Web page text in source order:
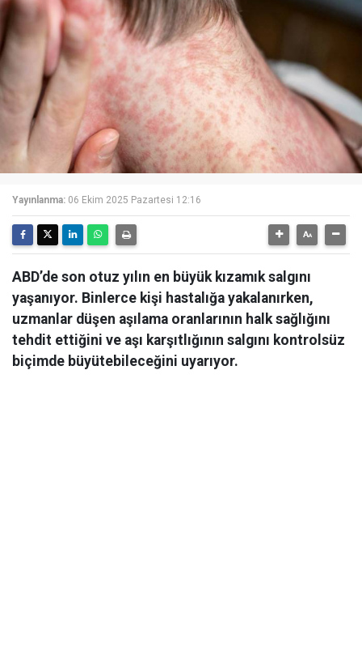
Yayınlanma: 06 Ekim 2025 Pazartesi 12:16
ABD’de son otuz yılın en büyük kızamık salgını
yaşanıyor. Binlerce kişi hastalığa yakalanırken,
uzmanlar düşen aşılama oranlarının halk sağlığını
tehdit ettiğini ve aşı karşıtlığının salgını kontrolsüz
biçimde büyütebileceğini uyarıyor.